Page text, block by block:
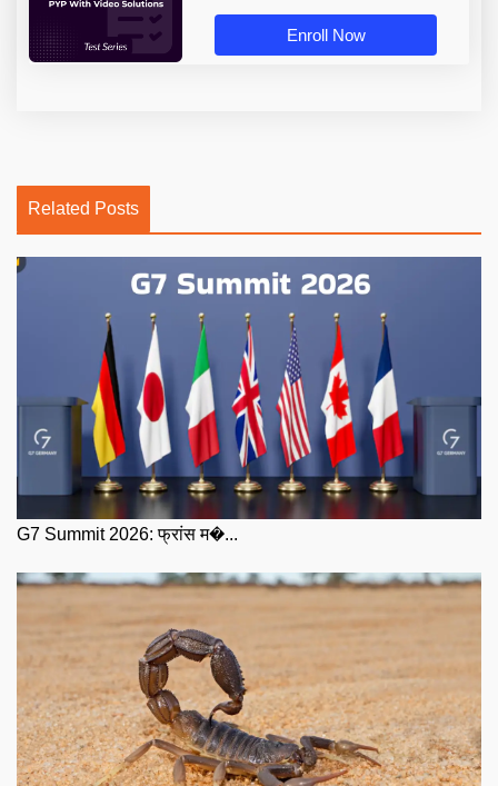
Enroll Now
Related Posts
G7 Summit 2026: फ्रांस म�...